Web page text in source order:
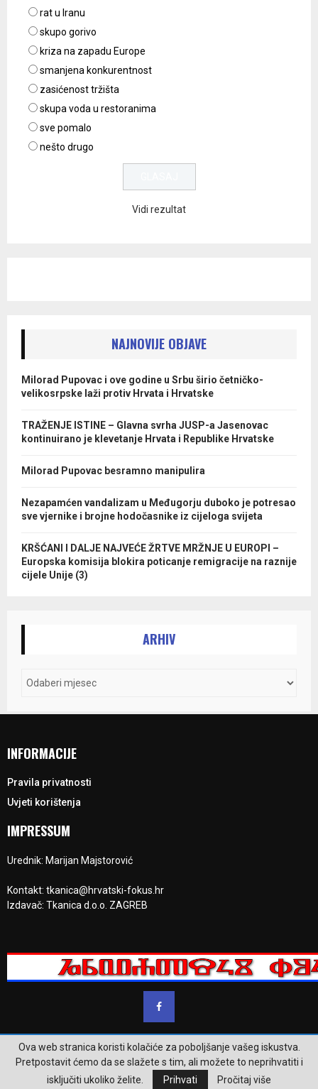
rat u Iranu
skupo gorivo
kriza na zapadu Europe
smanjena konkurentnost
zasićenost tržišta
skupa voda u restoranima
sve pomalo
nešto drugo
Vidi rezultat
NAJNOVIJE OBJAVE
Milorad Pupovac i ove godine u Srbu širio četničko-
velikosrpske laži protiv Hrvata i Hrvatske
TRAŽENJE ISTINE – Glavna svrha JUSP-a Jasenovac
kontinuirano je klevetanje Hrvata i Republike Hrvatske
Milorad Pupovac besramno manipulira
Nezapamćen vandalizam u Međugorju duboko je potresao
sve vjernike i brojne hodočasnike iz cijeloga svijeta
KRŠĆANI I DALJE NAJVEĆE ŽRTVE MRŽNJE U EUROPI –
Europska komisija blokira poticanje remigracije na raznije
cijele Unije (3)
ARHIV
INFORMACIJE
Pravila privatnosti
Uvjeti korištenja
IMPRESSUM
Urednik: Marijan Majstorović
Kontakt: tkanica@hrvatski-fokus.hr
Izdavač: Tkanica d.o.o. ZAGREB
@2023 - www.hrvatski-fokus.hr. Sva prava su zadržana.
Pravila privatnosti Uvjeti korištenja
Ova web stranica koristi kolačiće za poboljšanje vašeg iskustva.
Pretpostavit ćemo da se slažete s tim, ali možete to neprihvatiti i
isključiti ukoliko želite.
Prihvati Pročitaj više